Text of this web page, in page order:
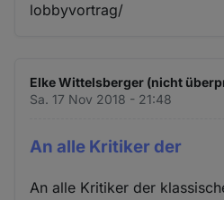
lobbyvortrag/
Elke Wittelsberger (nicht
Sa. 17 Nov 2018 - 21:48
An alle Kritiker der
An alle Kritiker der